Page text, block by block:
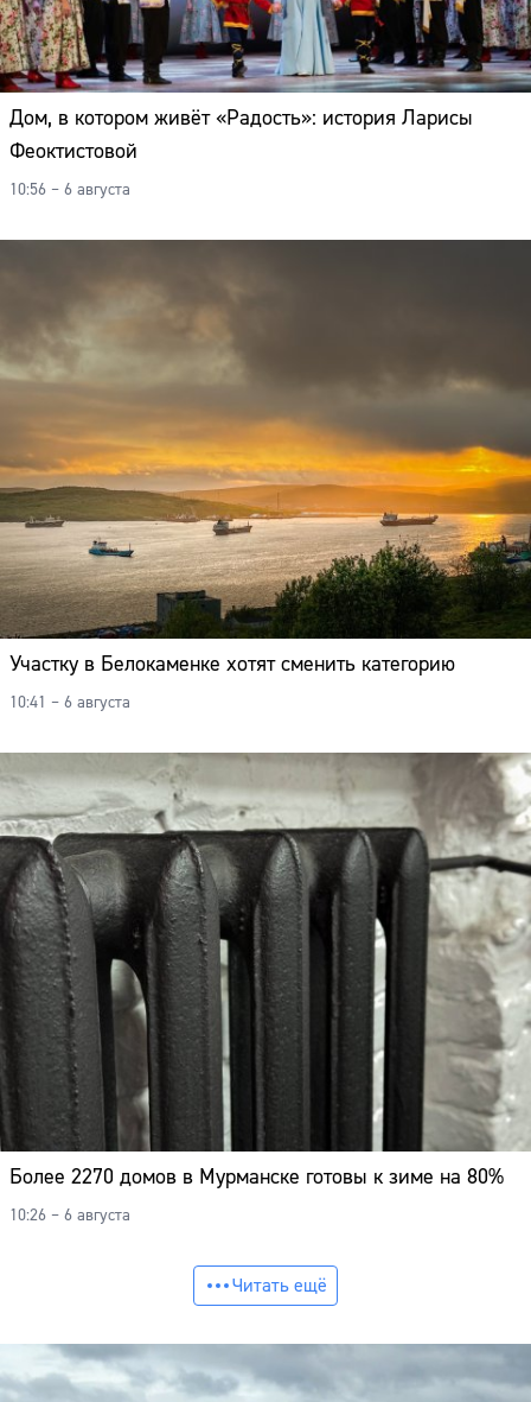
Дом, в котором живёт «Радость»: история Ларисы
Феоктистовой
10:56 – 6 августа
Участку в Белокаменке хотят сменить категорию
10:41 – 6 августа
Более 2270 домов в Мурманске готовы к зиме на 80%
10:26 – 6 августа
Читать ещё